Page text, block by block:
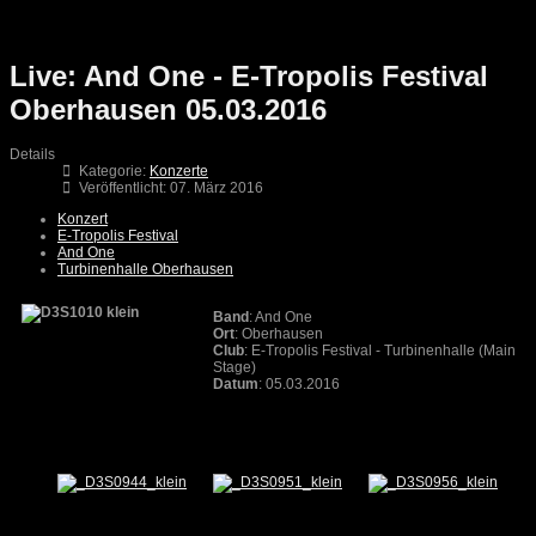
Live: And One - E-Tropolis Festival
Oberhausen 05.03.2016
Details
Kategorie: Konzerte
Veröffentlicht: 07. März 2016
Konzert
E-Tropolis Festival
And One
Turbinenhalle Oberhausen
Band : And One
Ort: Oberhausen
Club: E-Tropolis Festival - Turbinenhalle (Main
Stage)
Datum: 05.03.2016